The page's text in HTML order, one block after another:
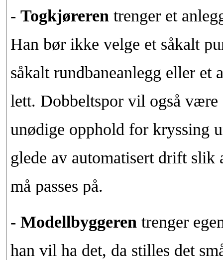
- Togkjøreren trenger et
Han bør ikke velge et såkalt
såkalt rundbaneanlegg eller et
lett. Dobbeltspor vil også
unødige opphold for kryssing
glede av automatisert drift slik
må passes på.
- Modellbyggeren trenger
han vil ha det, da stilles det